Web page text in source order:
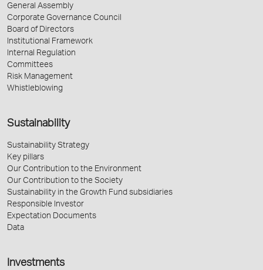
General Assembly
Corporate Governance Council
Board of Directors
Institutional Framework
Internal Regulation
Committees
Risk Management
Whistleblowing
Sustainability
Sustainability Strategy
Key pillars
Our Contribution to the Environment
Our Contribution to the Society
Sustainability in the Growth Fund subsidiaries
Responsible Investor
Expectation Documents
Data
Investments